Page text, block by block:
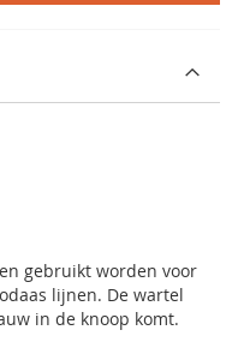
gebruikt worden voor
lijnen. De wartel
in de knoop komt.